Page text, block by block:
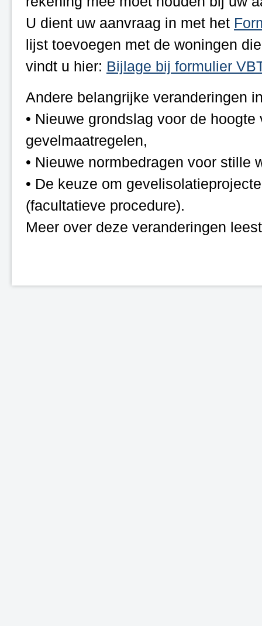
U dient uw aanvraag in met het
lijst toevoegen met de woningen
vindt u hier: Bijlage bij formulier
Andere belangrijke veranderingen
• Nieuwe grondslag voor de
gevelmaatregelen,
• Nieuwe normbedragen voor stille
• De keuze om
(facultatieve procedure).
Meer over deze veranderingen